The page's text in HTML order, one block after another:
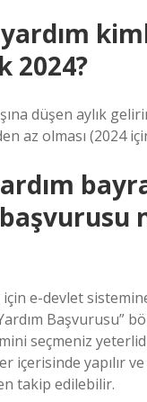
2024?
düşen aylık
az olması (2024
e-devlet
Başvurusu”
seçmeniz
içerisinde yapılır ve
takip edilebilir.